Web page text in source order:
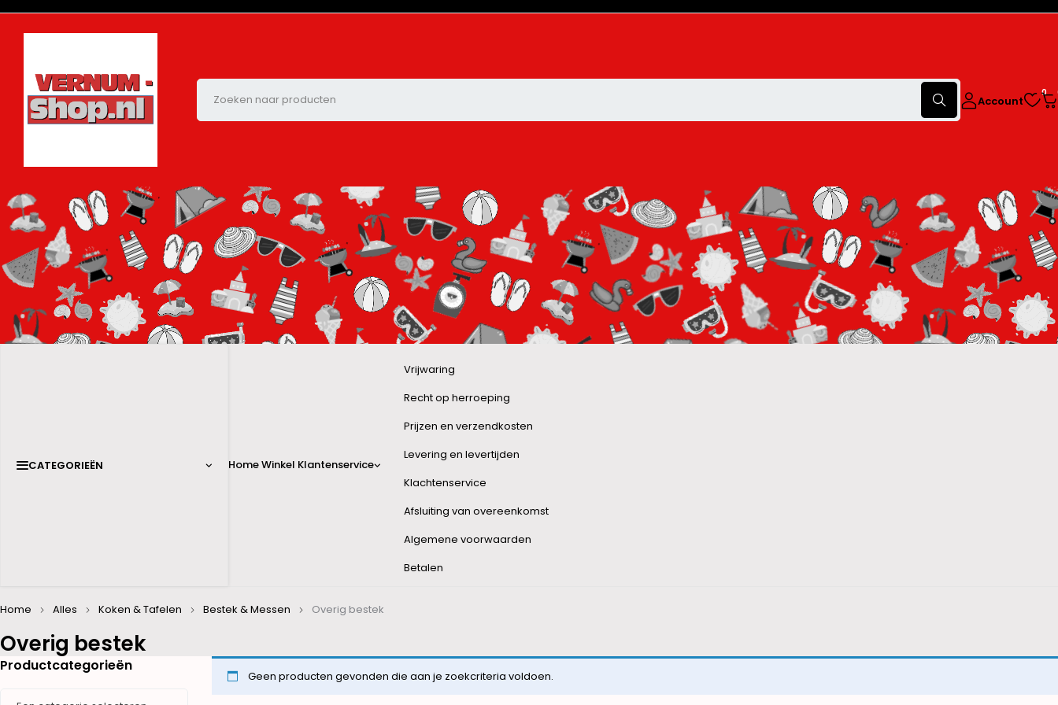
Account
0
CATEGORIEËN HomeWinkel Klantenservice
Vrijwaring
Recht op herroeping
Prijzen en verzendkosten
Levering en levertijden
Klachtenservice
Afsluiting van overeenkomst
Algemene voorwaarden
Betalen
Overig bestek
Home Alles Koken & Tafelen Bestek & Messen Overig bestek
Productcategorieën
Geen producten gevonden die aan je zoekcriteria voldoen.